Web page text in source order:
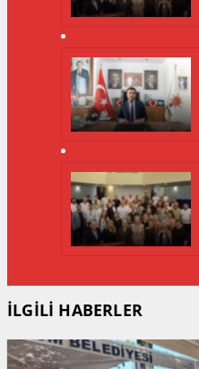
İLGİLİ HABERLER